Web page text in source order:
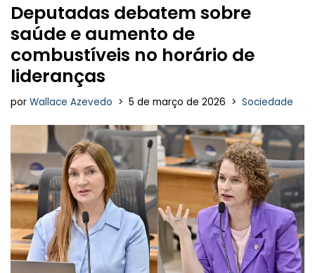
Deputadas debatem sobre
saúde e aumento de
combustíveis no horário de
lideranças
por Wallace Azevedo 5 de março de 2026 Sociedade